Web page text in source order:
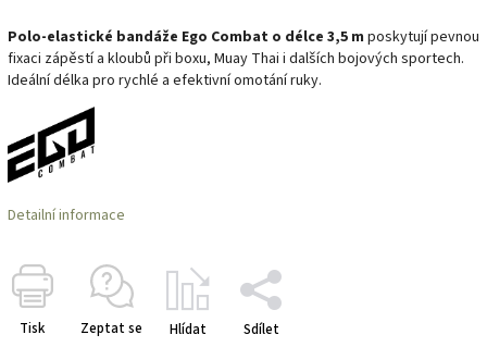
Polo-elastické bandáže Ego Combat o délce 3,5 m poskytují pevnou
fixaci zápěstí a kloubů při boxu, Muay Thai i dalších bojových sportech.
Ideální délka pro rychlé a efektivní omotání ruky.
Detailní informace
Tisk Zeptat se Hlídat Sdílet